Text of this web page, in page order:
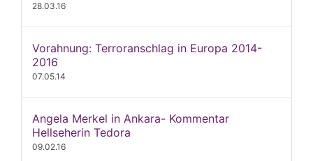
28.03.16
Vorahnung: Terroranschlag in Europa 2014-
2016
07.05.14
Angela Merkel in Ankara- Kommentar
Hellseherin Tedora
09.02.16